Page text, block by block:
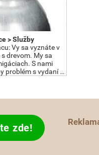
> Služby
Vy sa vyznáte v
drevom. My sa
S nami
problém s vydaní …
zde!